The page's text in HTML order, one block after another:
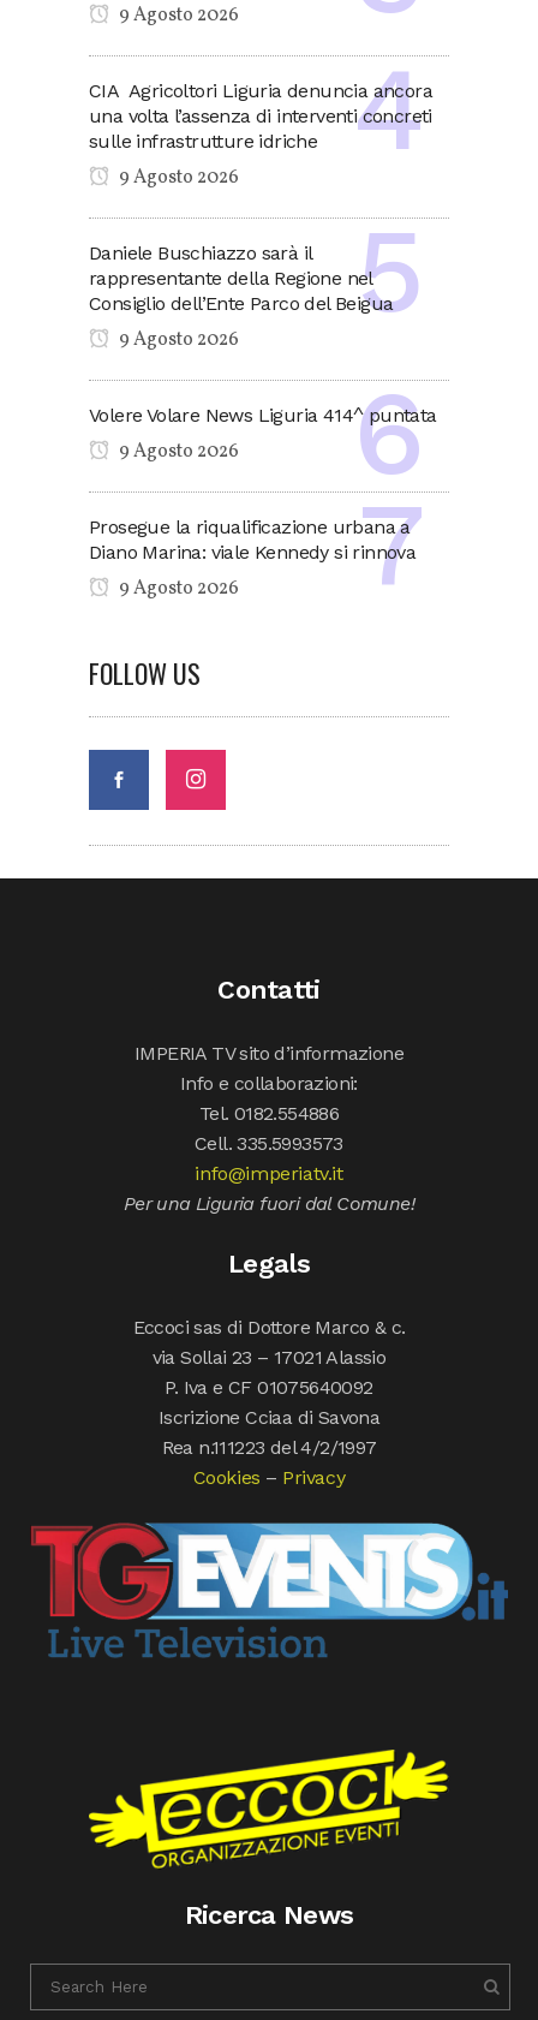
9 Agosto 2026
CIA Agricoltori Liguria denuncia ancora
una volta l’assenza di interventi concreti
sulle infrastrutture idriche
9 Agosto 2026
Daniele Buschiazzo sarà il
rappresentante della Regione nel
Consiglio dell’Ente Parco del Beigua
9 Agosto 2026
Volere Volare News Liguria 414^ puntata
9 Agosto 2026
Prosegue la riqualificazione urbana a
Diano Marina: viale Kennedy si rinnova
9 Agosto 2026
FOLLOW US
Contatti
IMPERIA TV sito d’informazione
Info e collaborazioni:
Tel. 0182.554886
Cell. 335.5993573
info@imperiatv.it
Per una Liguria fuori dal Comune!
Legals
Eccoci sas di Dottore Marco & c.
via Sollai 23 – 17021 Alassio
P. Iva e CF 01075640092
Iscrizione Cciaa di Savona
Rea n.111223 del 4/2/1997
Cookies – Privacy
Ricerca News